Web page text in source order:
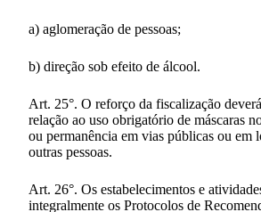
a) aglomeração de pessoas;
b) direção sob efeito de álcool.
Art. 25°. O reforço da fiscalização
relação ao uso obrigatório de máscaras
ou permanência em vias públicas ou em
outras pessoas.
Art. 26°. Os estabelecimentos e
integralmente os Protocolos de